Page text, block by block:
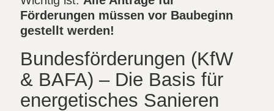
Förderungen müssen vor Baubeginn
gestellt werden!
Bundesförderungen (KfW
& BAFA) – Die Basis für
energetisches Sanieren